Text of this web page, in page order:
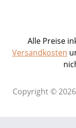
Alle Preise
Versandkosten
Copyright ©